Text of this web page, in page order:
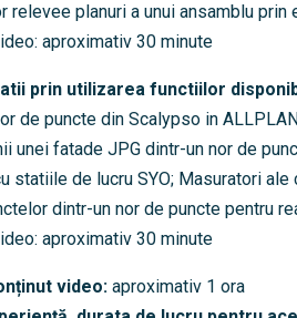
relevee planuri a unui ansamblu
aproximativ 30 minute
prin utilizarea functiilor
de puncte din Scalypso in ALLPLAN
unei fatade JPG dintr-un nor de
statiile de lucru SYO; Masuratori
dintr-un nor de puncte pentru
aproximativ 30 minute
video: aproximativ 1 ora